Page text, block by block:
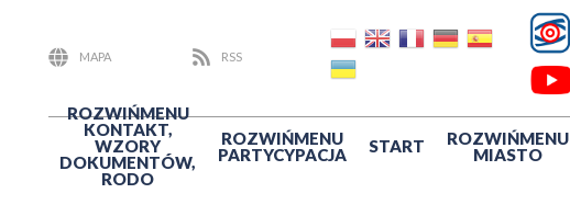
MAPA
RSS
ROZWIŃMENU
KONTAKT,
WZORY
DOKUMENTÓW,
RODO
ROZWIŃMENU
PARTYCYPACJA
START ROZWIŃMENU
MIASTO